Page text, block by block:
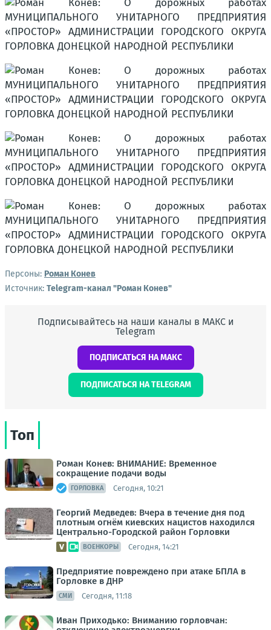
Персоны: Роман Конев
Источник: Telegram-канал "Роман Конев"
Подписывайтесь на наши каналы в МАКС и
Telegram
ПОДПИСАТЬСЯ НА МАКС
ПОДПИСАТЬСЯ НА TELEGRAM
Топ
Роман Конев: ВНИМАНИЕ: Временное
сокращение подачи воды
ГОРЛОВКА Сегодня, 10:21
Георгий Медведев: Вчера в течение дня под
плотным огнём киевских нацистов находился
Центрально-Городской район Горловки
ВОЕНКОРЫ Сегодня, 14:21
Предприятие повреждено при атаке БПЛА в
Горловке в ДНР
СМИ Сегодня, 11:18
Иван Приходько: Вниманию горловчан: